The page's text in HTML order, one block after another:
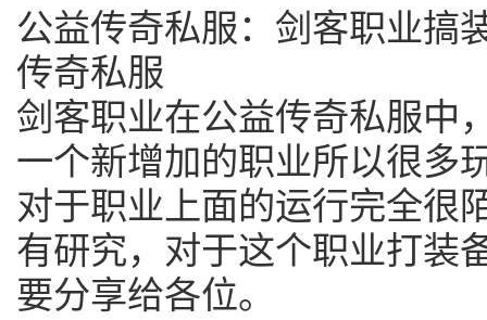
公益传奇私服：剑客职业搞
传奇私服
剑客职业在公益传奇私服中
一个新增加的职业所以很多
对于职业上面的运行完全很
有研究，对于这个职业打装
要分享给各位。